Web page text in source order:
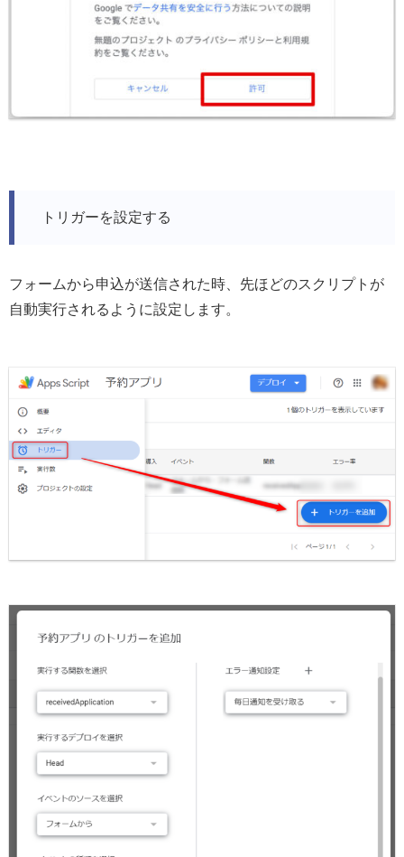
トリガーを設定する
フォームから申込が送信された時、先ほどのスクリプトが
自動実行されるように設定します。